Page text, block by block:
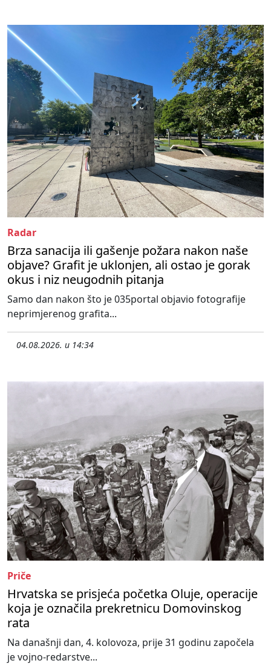
Radar
Brza sanacija ili gašenje požara nakon naše
objave? Grafit je uklonjen, ali ostao je gorak
okus i niz neugodnih pitanja
Samo dan nakon što je 035portal objavio fotografije
neprimjerenog grafita...
04.08.2026. u 14:34
Priče
Hrvatska se prisjeća početka Oluje, operacije
koja je označila prekretnicu Domovinskog
rata
Na današnji dan, 4. kolovoza, prije 31 godinu započela
je vojno-redarstve...